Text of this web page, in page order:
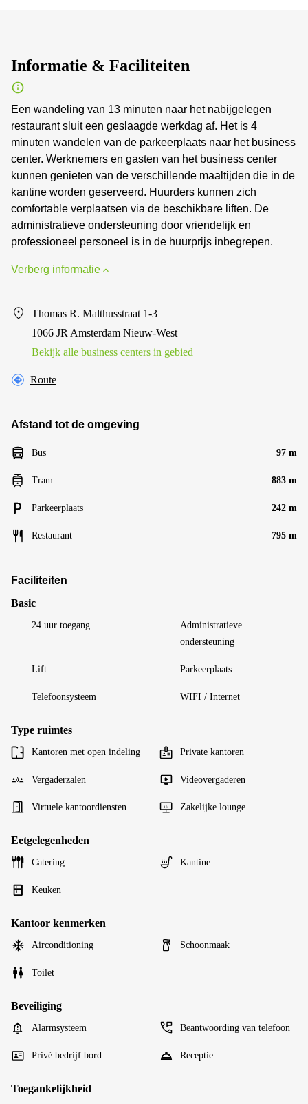
Informatie & Faciliteiten
Een wandeling van 13 minuten naar het nabijgelegen
restaurant sluit een geslaagde werkdag af. Het is 4
minuten wandelen van de parkeerplaats naar het business
center. Werknemers en gasten van het business center
kunnen genieten van de verschillende maaltijden die in de
kantine worden geserveerd. Huurders kunnen zich
comfortable verplaatsen via de beschikbare liften. De
administratieve ondersteuning door vriendelijk en
professioneel personeel is in de huurprijs inbegrepen.
Verberg informatie
Thomas R. Malthusstraat 1-3
1066 JR Amsterdam Nieuw-West
Bekijk alle business centers in gebied
Route
Afstand tot de omgeving
Bus 97 m
Tram 883 m
Parkeerplaats 242 m
Restaurant 795 m
Faciliteiten
Basic
24 uur toegang
Administratieve
ondersteuning
Lift Parkeerplaats
Telefoonsysteem WIFI / Internet
Type ruimtes
Kantoren met open indeling Private kantoren
Vergaderzalen Videovergaderen
Virtuele kantoordiensten Zakelijke lounge
Eetgelegenheden
Catering Kantine
Keuken
Kantoor kenmerken
Airconditioning Schoonmaak
Toilet
Beveiliging
Alarmsysteem Beantwoording van telefoon
Privé bedrijf bord Receptie
Toegankelijkheid